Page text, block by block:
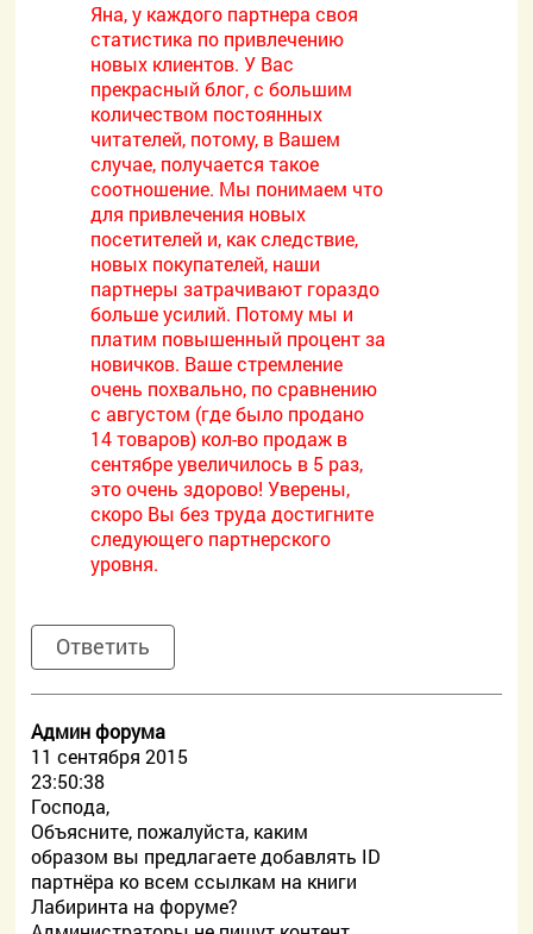
Яна, у каждого партнера своя
статистика по привлечению
новых клиентов. У Вас
прекрасный блог, с большим
количеством постоянных
читателей, потому, в Вашем
случае, получается такое
соотношение. Мы понимаем что
для привлечения новых
посетителей и, как следствие,
новых покупателей, наши
партнеры затрачивают гораздо
больше усилий. Потому мы и
платим повышенный процент за
новичков. Ваше стремление
очень похвально, по сравнению
с августом (где было продано
14 товаров) кол-во продаж в
сентябре увеличилось в 5 раз,
это очень здорово! Уверены,
скоро Вы без труда достигните
следующего партнерского
уровня.
Ответить
Админ форума
11 сентября 2015
23:50:38
Господа,
Объясните, пожалуйста, каким
образом вы предлагаете добавлять ID
партнёра ко всем ссылкам на книги
Лабиринта на форуме?